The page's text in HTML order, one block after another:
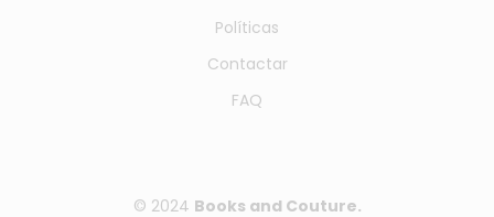
Políticas
Contactar
FAQ
© 2024 Books and Couture.